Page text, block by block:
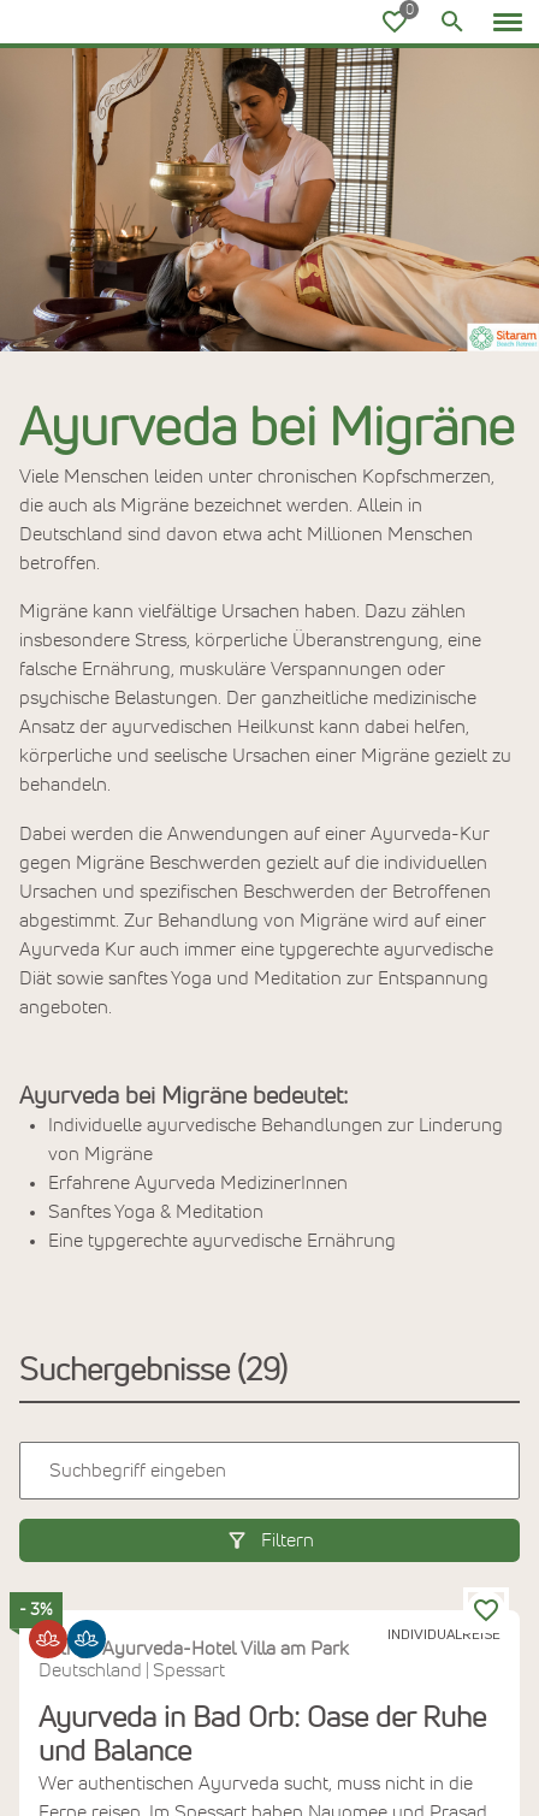
Ayurveda bei Migräne
Viele Menschen leiden unter chronischen Kopfschmerzen,
die auch als Migräne bezeichnet werden. Allein in
Deutschland sind davon etwa acht Millionen Menschen
betroffen.
Migräne kann vielfältige Ursachen haben. Dazu zählen
insbesondere Stress, körperliche Überanstrengung, eine
falsche Ernährung, muskuläre Verspannungen oder
psychische Belastungen. Der ganzheitliche medizinische
Ansatz der ayurvedischen Heilkunst kann dabei helfen,
körperliche und seelische Ursachen einer Migräne gezielt zu
behandeln.
Dabei werden die Anwendungen auf einer Ayurveda-Kur
gegen Migräne Beschwerden gezielt auf die individuellen
Ursachen und spezifischen Beschwerden der Betroffenen
abgestimmt. Zur Behandlung von Migräne wird auf einer
Ayurveda Kur auch immer eine typgerechte ayurvedische
Diät sowie sanftes Yoga und Meditation zur Entspannung
angeboten.
Ayurveda bei Migräne bedeutet:
Individuelle ayurvedische Behandlungen zur Linderung
von Migräne
Erfahrene Ayurveda MedizinerInnen
Sanftes Yoga & Meditation
Eine typgerechte ayurvedische Ernährung
Suchergebnisse 29
Filtern
INDIVIDUALREISE
- 3%
Sathya Ayurveda-Hotel Villa am Park
Deutschland
Spessart
Ayurveda in Bad Orb: Oase der Ruhe
und Balance
Wer authentischen Ayurveda sucht, muss nicht in die